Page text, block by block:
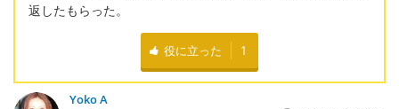
返したもらった。
役に立った 1
Yoko A